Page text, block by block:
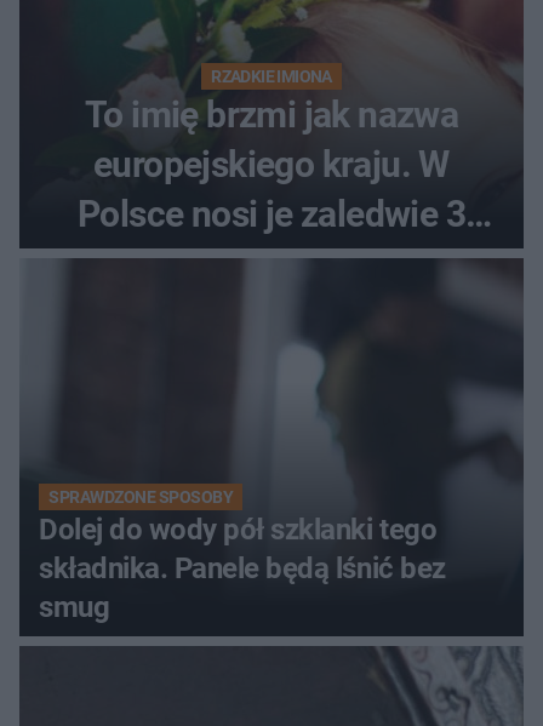
RZADKIE IMIONA
To imię brzmi jak nazwa
europejskiego kraju. W
Polsce nosi je zaledwie 3
kobiety
SPRAWDZONE SPOSOBY
Dolej do wody pół szklanki tego
składnika. Panele będą lśnić bez
smug